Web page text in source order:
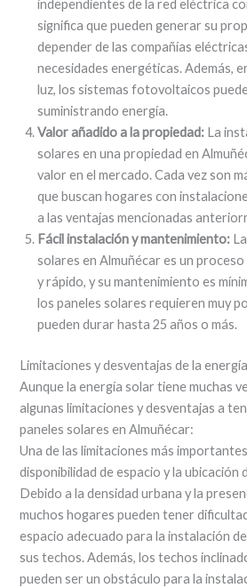
independientes de la red eléctrica
significa que pueden generar su
depender de las compañías
necesidades energéticas. Además,
luz, los sistemas fotovoltaicos
suministrando energía.
Valor añadido a la propiedad: La
solares en una propiedad en
valor en el mercado. Cada vez son
que buscan hogares con
a las ventajas mencionadas
Fácil instalación y mantenimiento:
solares en Almuñécar es un
y rápido, y su mantenimiento es
los paneles solares requieren muy
pueden durar hasta 25 años o más.
Limitaciones y desventajas de la
Aunque la energía solar tiene muchas
algunas limitaciones y desventajas a
paneles solares en Almuñécar:
Una de las limitaciones más
disponibilidad de espacio y la ubicación
Debido a la densidad urbana y la
muchos hogares pueden tener
espacio adecuado para la instalación
sus techos. Además, los techos
pueden ser un obstáculo para la